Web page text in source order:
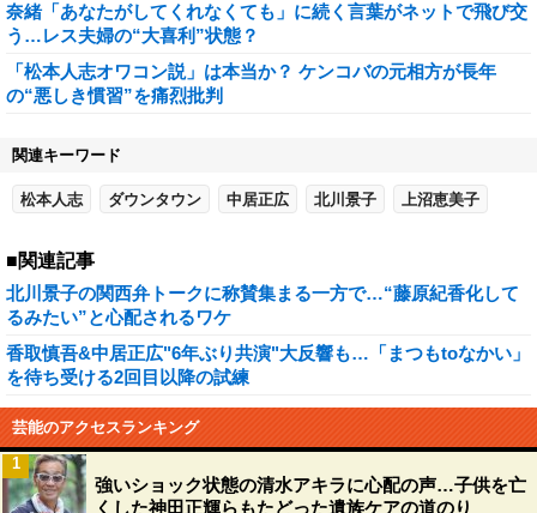
奈緒「あなたがしてくれなくても」に続く言葉がネットで飛び交
う…レス夫婦の“大喜利”状態？
「松本人志オワコン説」は本当か？ ケンコバの元相方が長年
の“悪しき慣習”を痛烈批判
関連キーワード
松本人志 ダウンタウン 中居正広 北川景子 上沼恵美子
■関連記事
北川景子の関西弁トークに称賛集まる一方で…“藤原紀香化して
るみたい”と心配されるワケ
香取慎吾&中居正広"6年ぶり共演"大反響も…「まつもtoなかい」
を待ち受ける2回目以降の試練
芸能のアクセスランキング
強いショック状態の清水アキラに心配の声…子供を亡
くした神田正輝らもたどった遺族ケアの道のり
1